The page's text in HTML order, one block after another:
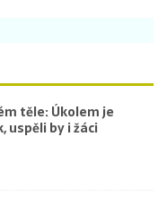
těle: Úkolem je
uspěli by i žáci